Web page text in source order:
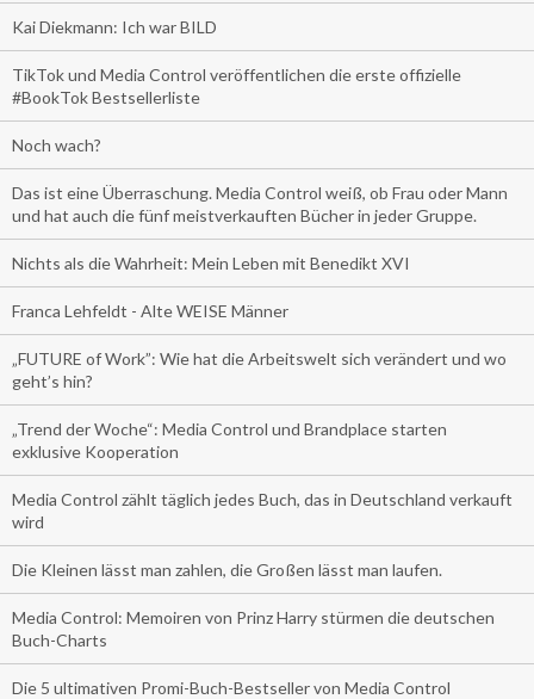
Kai Diekmann: Ich war BILD
TikTok und Media Control veröffentlichen die erste offizielle
#BookTok Bestsellerliste
Noch wach?
Das ist eine Überraschung. Media Control weiß, ob Frau oder Mann
und hat auch die fünf meistverkauften Bücher in jeder Gruppe.
Nichts als die Wahrheit: Mein Leben mit Benedikt XVI
Franca Lehfeldt - Alte WEISE Männer
„FUTURE of Work”: Wie hat die Arbeitswelt sich verändert und wo
geht’s hin?
„Trend der Woche“: Media Control und Brandplace starten
exklusive Kooperation
Media Control zählt täglich jedes Buch, das in Deutschland verkauft
wird
Die Kleinen lässt man zahlen, die Großen lässt man laufen.
Media Control: Memoiren von Prinz Harry stürmen die deutschen
Buch-Charts
Die 5 ultimativen Promi-Buch-Bestseller von Media Control